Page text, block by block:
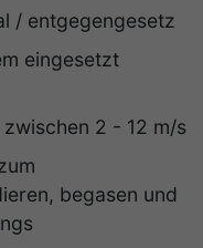
/ entgegengesetz
eingesetzt
2 - 12 m/s
begasen und